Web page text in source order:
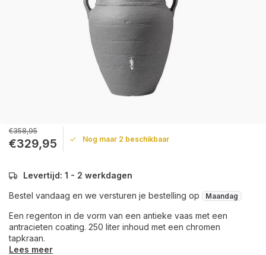
€358,95
€329,95 Nog maar 2 beschikbaar
Levertijd: 1 - 2 werkdagen
Bestel vandaag en we versturen je bestelling op
Maandag
Een regenton in de vorm van een antieke vaas met een
antracieten coating. 250 liter inhoud met een chromen
tapkraan.
Lees meer